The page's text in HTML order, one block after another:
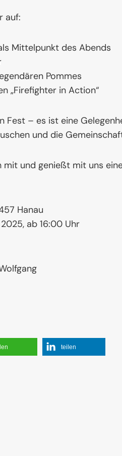
auf:
Mittelpunkt des Abends
Pommes
„Firefighter in Action“
Fest – es ist eine
und die
und genießt mit uns
Hanau
ab 16:00 Uhr
teilen